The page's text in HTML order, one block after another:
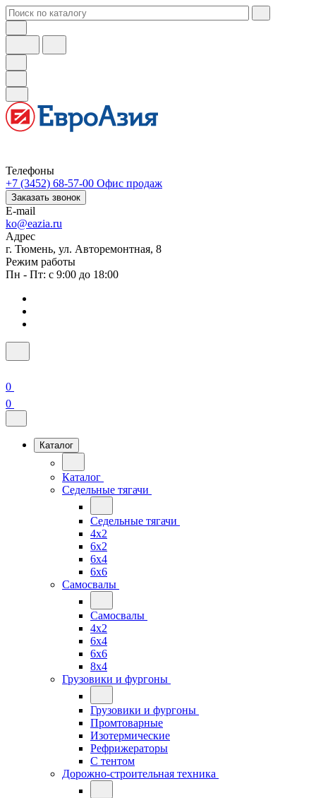
Телефоны
+7 (3452) 68-57-00 Офис продаж
Заказать звонок
E-mail
ko@eazia.ru
Адрес
г. Тюмень, ул. Авторемонтная, 8
Режим работы
Пн - Пт: с 9:00 до 18:00
0
0
Каталог
Каталог
Седельные тягачи
Седельные тягачи
4x2
6x2
6x4
6x6
Самосвалы
Самосвалы
4x2
6x4
6x6
8x4
Грузовики и фургоны
Грузовики и фургоны
Промтоварные
Изотермические
Рефрижераторы
С тентом
Дорожно-строительная техника